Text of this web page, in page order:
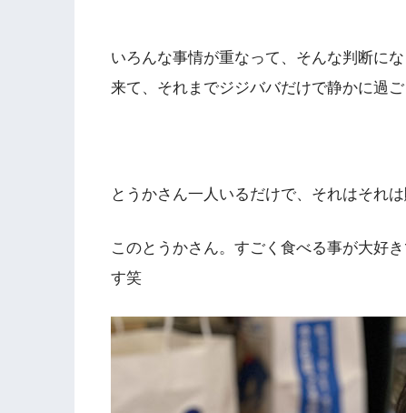
いろんな事情が重なって、そんな判断に
来て、それまでジジババだけで静かに過
とうかさん一人いるだけで、それはそれ
このとうかさん。すごく食べる事が大好
す笑